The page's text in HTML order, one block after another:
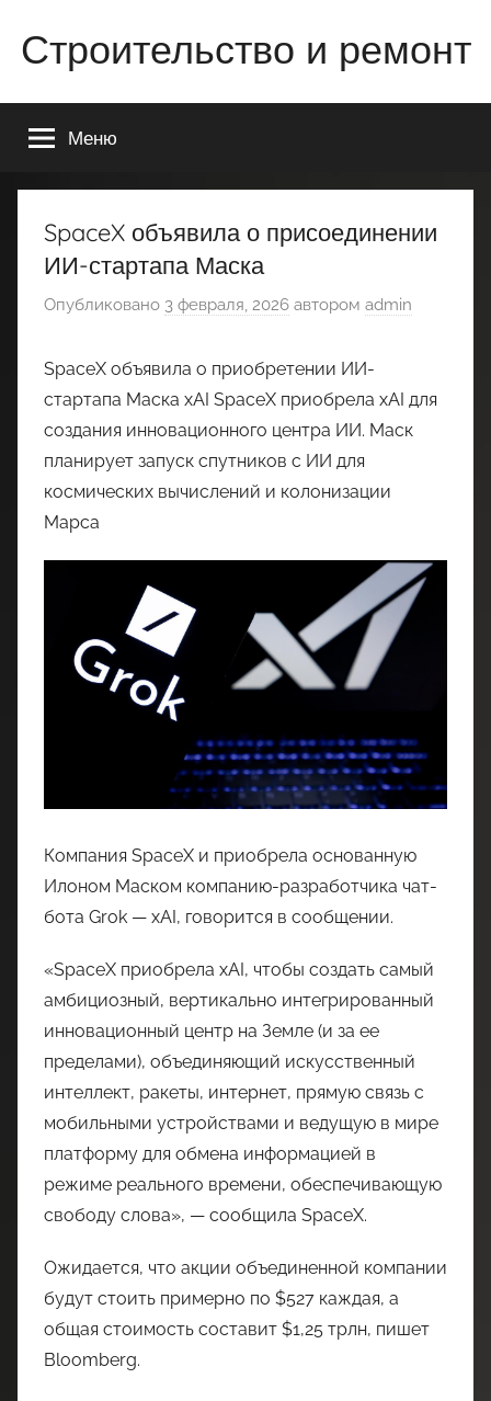
содержимому
Строительство и ремонт
строительстве
ремонте
Вашего
дома
квартиры
Меню
SpaceX объявила о присоединении
ИИ-стартапа Маска
Опубликовано 3 февраля, 2026 автором admin
SpaceX объявила о приобретении ИИ-
стартапа Маска xAI SpaceX приобрела xAI для
создания инновационного центра ИИ. Маск
планирует запуск спутников с ИИ для
космических вычислений и колонизации
Марса
Компания SpaceX и приобрела основанную
Илоном Маском компанию-разработчика чат-
бота Grok — xAI, говорится в сообщении.
«SpaceX приобрела xAI, чтобы создать самый
амбициозный, вертикально интегрированный
инновационный центр на Земле (и за ее
пределами), объединяющий искусственный
интеллект, ракеты, интернет, прямую связь с
мобильными устройствами и ведущую в мире
платформу для обмена информацией в
режиме реального времени, обеспечивающую
свободу слова», — сообщила SpaceX.
Ожидается, что акции объединенной компании
будут стоить примерно по $527 каждая, а
общая стоимость составит $1,25 трлн, пишет
Bloomberg.